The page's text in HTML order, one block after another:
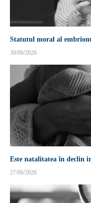
Statutul moral al
30/06/2026
Este natalitatea în declin
27/06/2026